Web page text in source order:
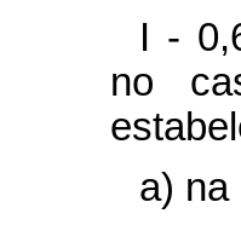
I -
no
a) na